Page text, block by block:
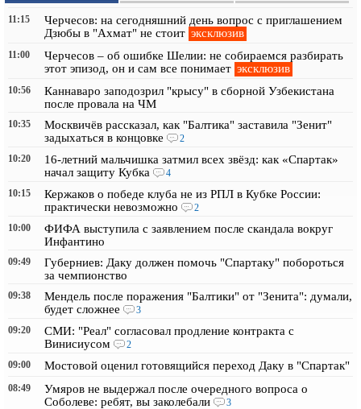
11:15
Черчесов: на сегодняшний день вопрос с приглашением
Дзюбы в "Ахмат" не стоит эксклюзив
11:00
Черчесов – об ошибке Шелии: не собираемся разбирать
этот эпизод, он и сам все понимает эксклюзив
10:56
Каннаваро заподозрил "крысу" в сборной Узбекистана
после провала на ЧМ
10:35
Москвичёв рассказал, как "Балтика" заставила "Зенит"
задыхаться в концовке
2
10:20
16-летний мальчишка затмил всех звёзд: как «Спартак»
начал защиту Кубка
4
10:15
Кержаков о победе клуба не из РПЛ в Кубке России:
практически невозможно
2
10:00
ФИФА выступила с заявлением после скандала вокруг
Инфантино
09:49
Губерниев: Даку должен помочь "Спартаку" побороться
за чемпионство
09:38
Мендель после поражения "Балтики" от "Зенита": думали,
будет сложнее
3
09:20
СМИ: "Реал" согласовал продление контракта с
Винисиусом
2
09:00
Мостовой оценил готовящийся переход Даку в "Спартак"
08:49
Умяров не выдержал после очередного вопроса о
Соболеве: ребят, вы заколебали
3